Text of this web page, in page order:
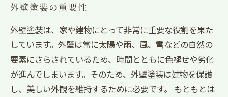
外壁塗装の重要性
外壁塗装は、家や建物にとって非常に重要な役割を果た
しています。外壁は常に太陽や雨、風、雪などの自然の
要素にさらされているため、時間とともに色褪せや劣化
が進んでしまいます。そのため、外壁塗装は建物を保護
し、美しい外観を維持するために必要です。 もともとは